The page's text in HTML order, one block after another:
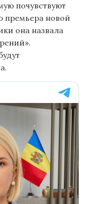
почувствуют
премьера новой
она назвала